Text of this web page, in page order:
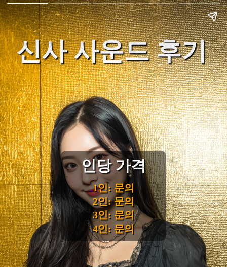
신사 사운드 후기
인당 가격
1인: 문의
2인: 문의
3인: 문의
4인: 문의